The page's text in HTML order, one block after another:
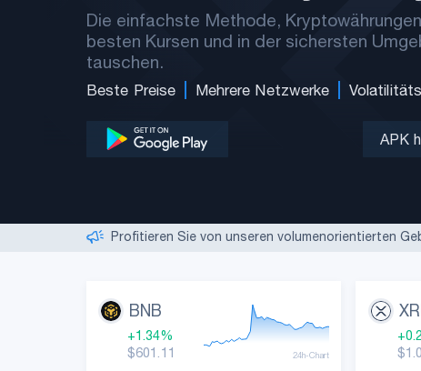
Die einfachste Methode,
besten Kursen und in der sichersten
tauschen.
Beste Preise Mehrere Netzwerke
APK
Profitieren Sie von unseren volumenorientierten
BNB
+1.34%
$601.11 24h-Chart